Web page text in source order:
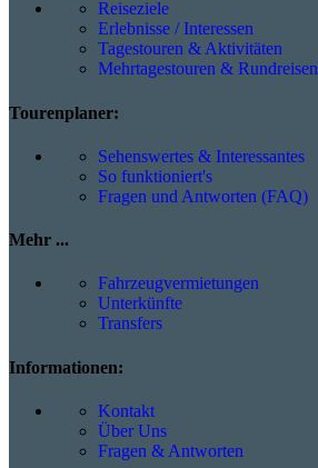
Reiseziele
Erlebnisse / Interessen
Tagestouren & Aktivitäten
Mehrtagestouren & Rundreisen
Tourenplaner:
Sehenswertes & Interessantes
So funktioniert's
Fragen und Antworten (FAQ)
Mehr ...
Fahrzeugvermietungen
Unterkünfte
Transfers
Informationen:
Kontakt
Über Uns
Fragen & Antworten